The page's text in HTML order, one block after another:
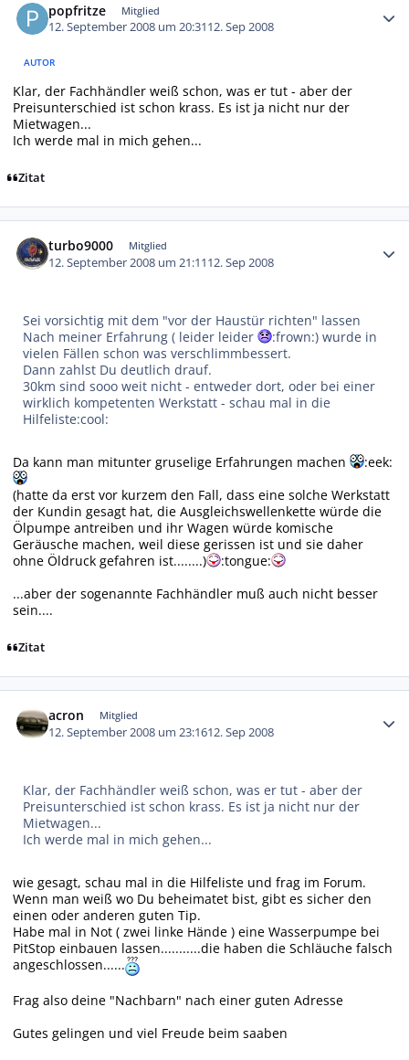
popfritze Mitglied
12. September 2008 um 20:3112. Sep 2008
AUTOR
Klar, der Fachhändler weiß schon, was er tut - aber der
Preisunterschied ist schon krass. Es ist ja nicht nur der
Mietwagen...
Ich werde mal in mich gehen...
Zitat
turbo9000 Mitglied
12. September 2008 um 21:1112. Sep 2008
Sei vorsichtig mit dem "vor der Haustür richten" lassen
Nach meiner Erfahrung ( leider leider
:frown:) wurde in
vielen Fällen schon was verschlimmbessert.
Dann zahlst Du deutlich drauf.
30km sind sooo weit nicht - entweder dort, oder bei einer
wirklich kompetenten Werkstatt - schau mal in die
Hilfeliste:cool:
Da kann man mitunter gruselige Erfahrungen machen
:eek:
(hatte da erst vor kurzem den Fall, dass eine solche Werkstatt
der Kundin gesagt hat, die Ausgleichswellenkette würde die
Ölpumpe antreiben und ihr Wagen würde komische
Geräusche machen, weil diese gerissen ist und sie daher
ohne Öldruck gefahren ist........)
:tongue:
...aber der sogenannte Fachhändler muß auch nicht besser
sein....
Zitat
acron Mitglied
12. September 2008 um 23:1612. Sep 2008
Klar, der Fachhändler weiß schon, was er tut - aber der
Preisunterschied ist schon krass. Es ist ja nicht nur der
Mietwagen...
Ich werde mal in mich gehen...
wie gesagt, schau mal in die Hilfeliste und frag im Forum.
Wenn man weiß wo Du beheimatet bist, gibt es sicher den
einen oder anderen guten Tip.
Habe mal in Not ( zwei linke Hände ) eine Wasserpumpe bei
PitStop einbauen lassen...........die haben die Schläuche falsch
angeschlossen......
Frag also deine "Nachbarn" nach einer guten Adresse
Gutes gelingen und viel Freude beim saaben